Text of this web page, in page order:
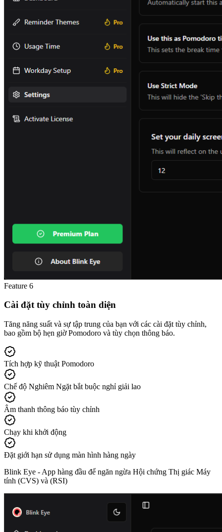
Feature 6
Cài đặt tùy chỉnh toàn diện
Tăng năng suất và sự tập trung của bạn với các cài đặt tùy chỉnh,
bao gồm bộ hẹn giờ Pomodoro và tùy chọn thông báo.
Tích hợp kỹ thuật Pomodoro
Chế độ Nghiêm Ngặt bắt buộc nghỉ giải lao
Âm thanh thông báo tùy chỉnh
Chạy khi khởi động
Đặt giới hạn sử dụng màn hình hàng ngày
Blink Eye - App hàng đầu để ngăn ngừa Hội chứng Thị giác Máy
tính (CVS) và (RSI)